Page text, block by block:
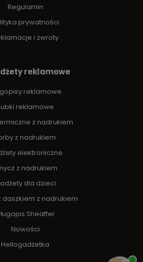
Regulamin
prywatności
i zwroty
reklamowe
reklamowe
reklamowe
z nadrukiem
z nadrukiem
elektroniczne
z nadrukiem
dla dzieci
daszkiem z nadrukiem
Sheaffer
Nowości
Hellogadżetka